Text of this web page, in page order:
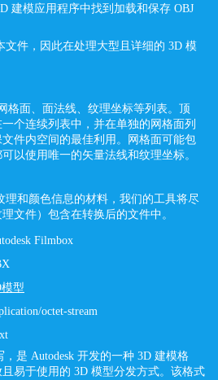
建模应用程序中找到加载和保存 OBJ
文件，因此在处理大型且详细的 3D 模
格面、面法线、纹理坐标等列表。顶
个连续列表中，并在单独的网格面列
件内空间的最佳利用。网格面可能包
以使用唯一的矢量法线和纹理坐标。
理和颜色信息的材料，我们的工具将尽
文件）包含在转换后的文件中。
Filmbox
型
octet-stream
是 Autodesk 开发的一种 3D 建模格
易于使用的 3D 模型分发方式。该格式